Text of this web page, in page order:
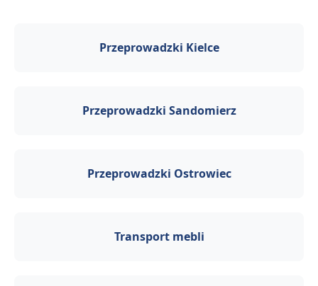
Przeprowadzki Kielce
Przeprowadzki Sandomierz
Przeprowadzki Ostrowiec
Transport mebli